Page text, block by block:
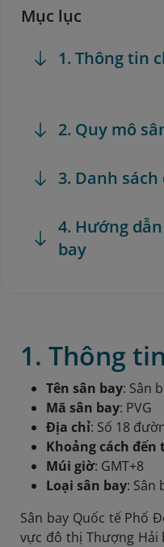
Mục lục
1. Thông tin
2. Quy mô
3. Danh
4. Hướng
bay
1. Thông
Tên sân bay: Sân
Mã sân bay: PVG
Địa chỉ: Số 18
Khoảng cách
Múi giờ: GMT+8
Loại sân bay: Sân
Sân bay Quốc tế Phố
vực đô thị Thượng Hải